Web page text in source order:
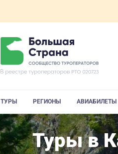
ТУРЫ РЕГИОНЫ АВИАБИЛЕТЫ
Туры в